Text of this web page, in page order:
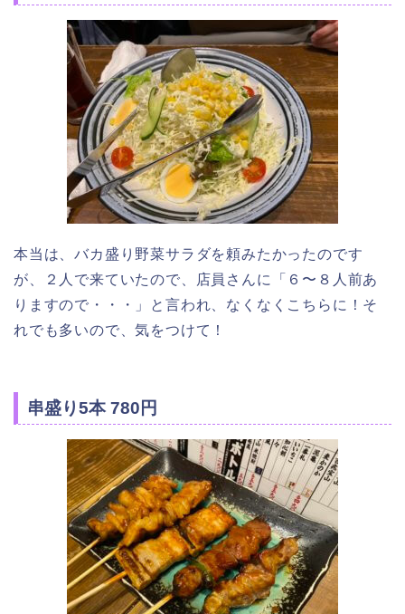
本当は、バカ盛り野菜サラダを頼みたかったのです
が、２人で来ていたので、店員さんに「６〜８人前あ
りますので・・・」と言われ、なくなくこちらに！そ
れでも多いので、気をつけて！
串盛り5本 780円